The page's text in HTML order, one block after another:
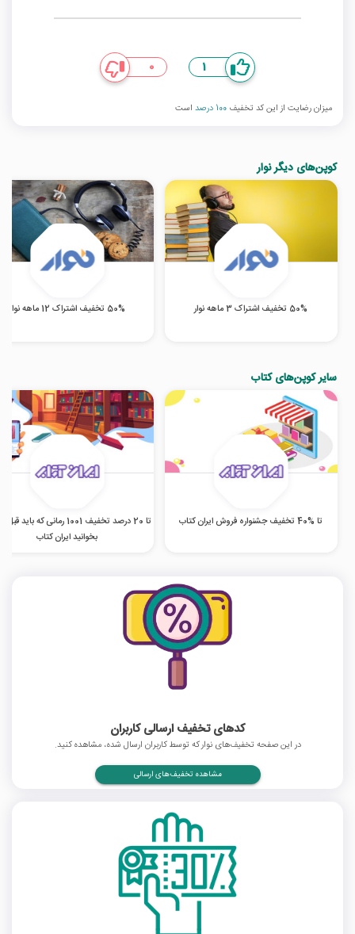
1
0
میزان رضایت از این کد تخفیف 100 درصد است
کوپن‌های دیگر نوار
50% تخفیف اشتراک 3 ماهه نوار 50% تخفیف اشتراک 12 ماهه نوار
سایر کوپن‌های کتاب
تا %40 تخفیف جشنواره فروش ایران کتاب
تا 20 درصد تخفیف 1001 رمانی که
بخوانید ایران کتاب
کدهای تخفیف ارسالی کاربران
در این صفحه تخفیف‌های نوار که توسط کاربران ارسال شده، مشاهده کنید.
مشاهده تخفیف‌های ارسالی